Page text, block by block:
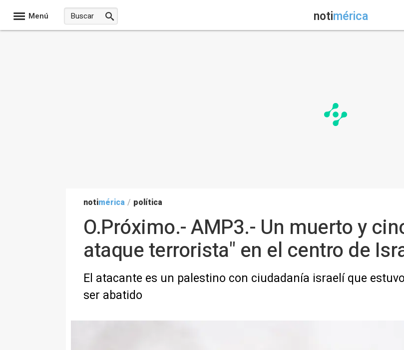
Menú notimérica
notimérica / política
O.Próximo.- AMP3.- Un muerto y
ataque terrorista" en el centro de
El atacante es un palestino con ciudadanía israelí que
ser abatido